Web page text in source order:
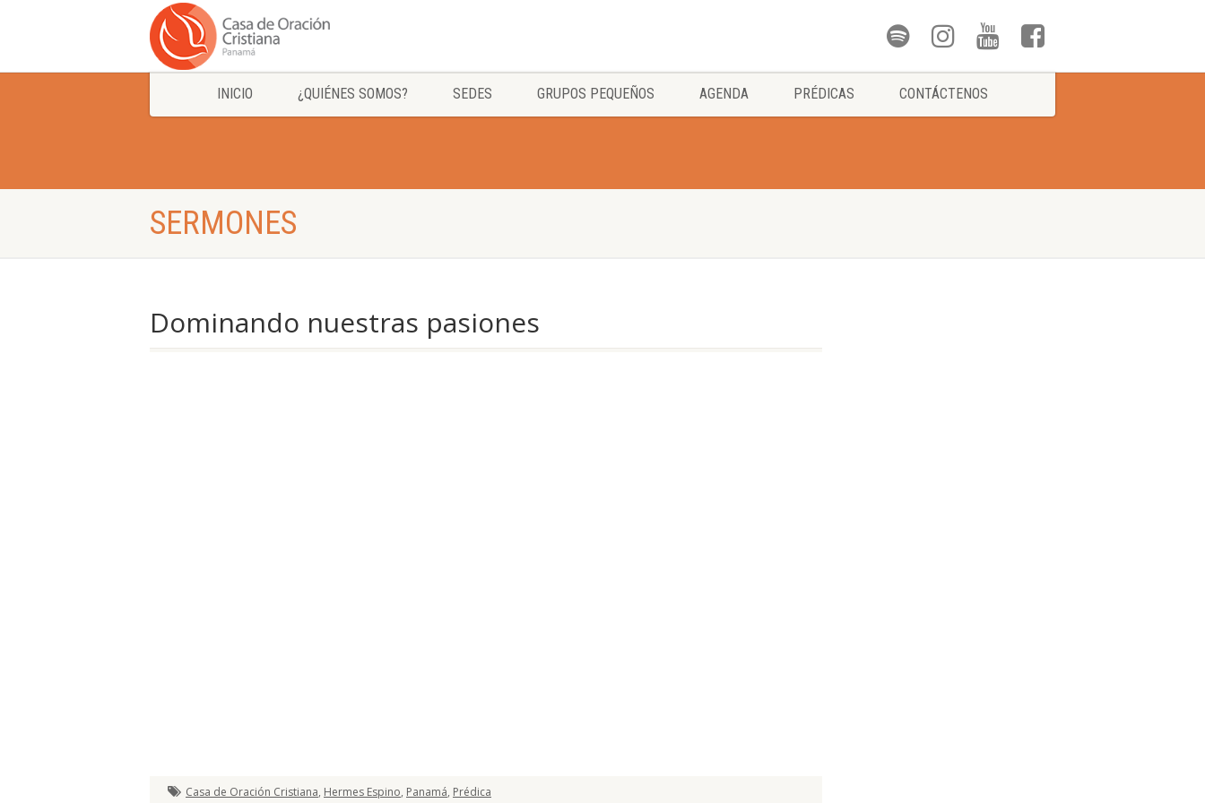
INICIO ¿QUIÉNES SOMOS? SEDES GRUPOS PEQUEÑOS AGENDA PRÉDICAS CONTÁCTENOS
SERMONES
Dominando nuestras pasiones
Casa de Oración Cristiana, Hermes Espino, Panamá, Prédica